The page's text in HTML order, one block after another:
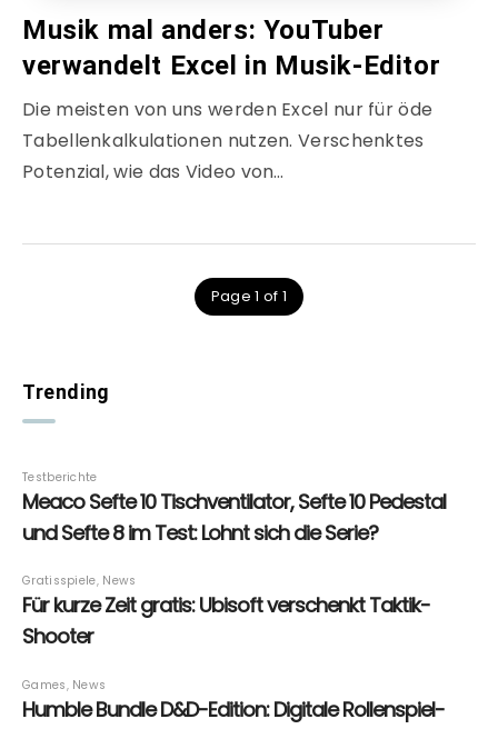
Musik mal anders: YouTuber
verwandelt Excel in Musik-Editor
Die meisten von uns werden Excel nur für öde
Tabellenkalkulationen nutzen. Verschenktes
Potenzial, wie das Video von…
Page 1 of 1
Trending